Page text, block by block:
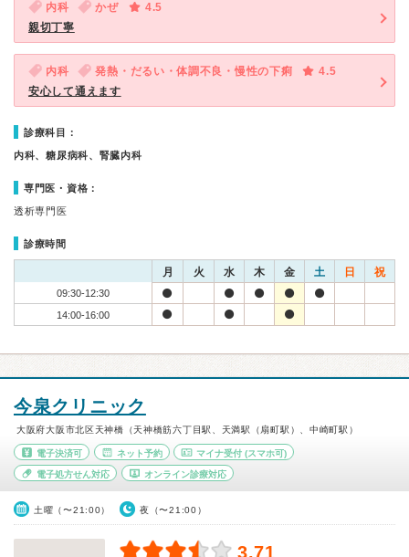
内科 かぜ
4.5
親切丁寧
内科 発熱・だるい・体調不良・慢性の下痢
4.5
安心して通えます
診療科目：
内科、糖尿病科、腎臓内科
専門医・資格：
透析専門医
診療時間
月 火 水 木 金 土 日 祝
09:30-12:30
14:00-16:00
今泉クリニック
大阪府大阪市北区天神橋（天神橋筋六丁目駅、天満駅（扇町駅）、中崎町駅）
電子決済可 ネット予約 マイナ受付 (スマホ可)
電子処方せん対応 オンライン診療対応
土曜（〜21:00） 夜（〜21:00）
3.71